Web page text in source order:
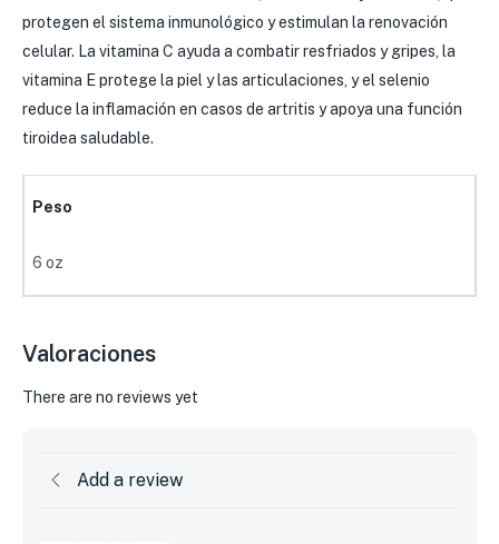
protegen el sistema inmunológico y estimulan la renovación
celular. La vitamina C ayuda a combatir resfriados y gripes, la
vitamina E protege la piel y las articulaciones, y el selenio
reduce la inflamación en casos de artritis y apoya una función
tiroidea saludable.
Peso
6 oz
Valoraciones
There are no reviews yet
Add a review